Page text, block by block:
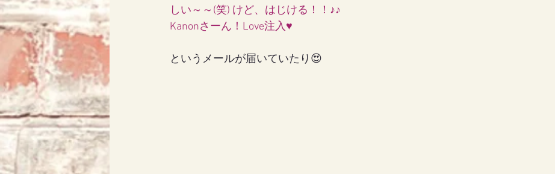
しい～～(笑) けど、はじける！！♪♪
Kanonさーん！Love注入♥
というメールが届いていたり😍